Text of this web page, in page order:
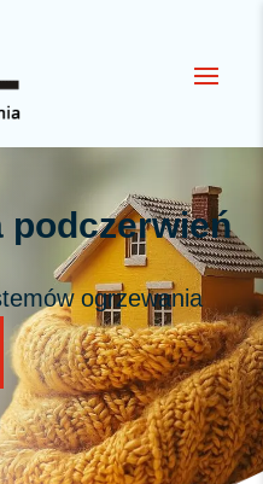
podczerwień
ogrzewania